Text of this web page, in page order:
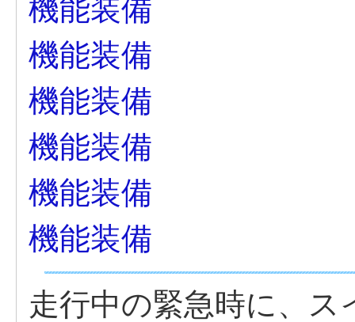
機能装備
機能装備
機能装備
機能装備
機能装備
機能装備
走行中の緊急時に、